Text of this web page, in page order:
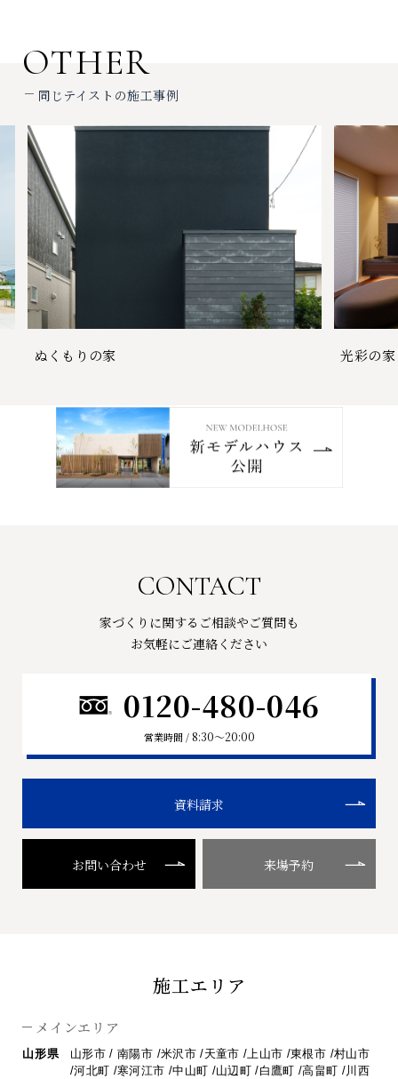
OTHER
同じテイストの施工事例
ぬくもりの家 光彩の家
CONTACT
家づくりに関するご相談やご質問も
お気軽にご連絡ください
0120-480-046
営業時間 / 8:30〜20:00
資料請求
お問い合わせ 来場予約
施工エリア
メインエリア
山形県
山形市 / 南陽市 /米沢市 /天童市 /上山市 /東根市 /村山市
/河北町 /寒河江市 /中山町 /山辺町 /白鷹町 /高畠町 /川西